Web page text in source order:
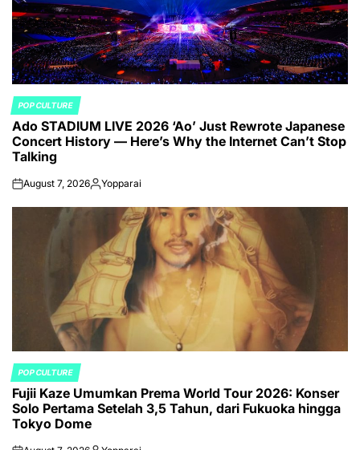
POSTED
IN
POP CULTURE
Ado STADIUM LIVE 2026 ‘Ao’ Just Rewrote Japanese
Concert History — Here’s Why the Internet Can’t Stop
Talking
onAugust 7, 2026Posted
Yopparai
POSTED
IN
POP CULTURE
Fujii Kaze Umumkan Prema World Tour 2026: Konser
Solo Pertama Setelah 3,5 Tahun, dari Fukuoka hingga
Tokyo Dome